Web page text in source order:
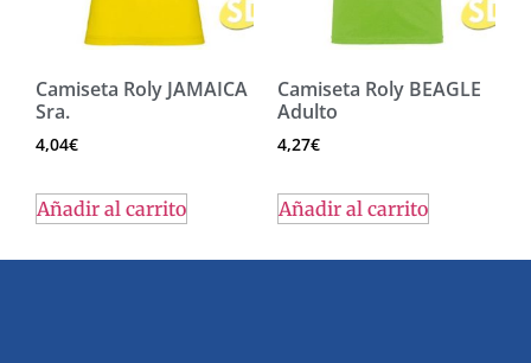
Camiseta Roly JAMAICA
Sra.
4,04€
Añadir al carrito
Camiseta Roly BEAGLE
Adulto
4,27€
Añadir al carrito